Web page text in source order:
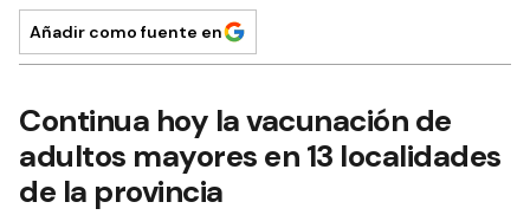
Añadir como fuente en
Continua hoy la vacunación de
adultos mayores en 13 localidades
de la provincia